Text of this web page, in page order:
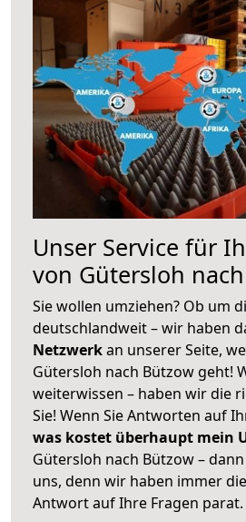
Unser Service für
von Gütersloh
Sie wollen umziehen? Ob um
deutschlandweit – wir haben
Netzwerkan unserer Seite,
Gütersloh nach Bützow geht!
weiterwissen – haben wir die
Sie! Wenn Sie Antworten auf
was kostet überhaupt mein
Gütersloh nach Bützow –
uns, denn wir haben immer
Antwort auf Ihre Fragen parat.